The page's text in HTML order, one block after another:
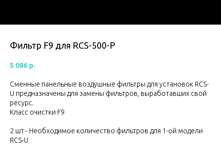
Фильтр F9 для RCS-500-P
5 086 р.
Сменные панельные воздушные фильтры для установок RCS-
U предназначены для замены фильтров, выработавших свой
ресурс.
Класс очистки F9
2 шт - Необходимое количество фильтров для 1-ой модели
RCS-U